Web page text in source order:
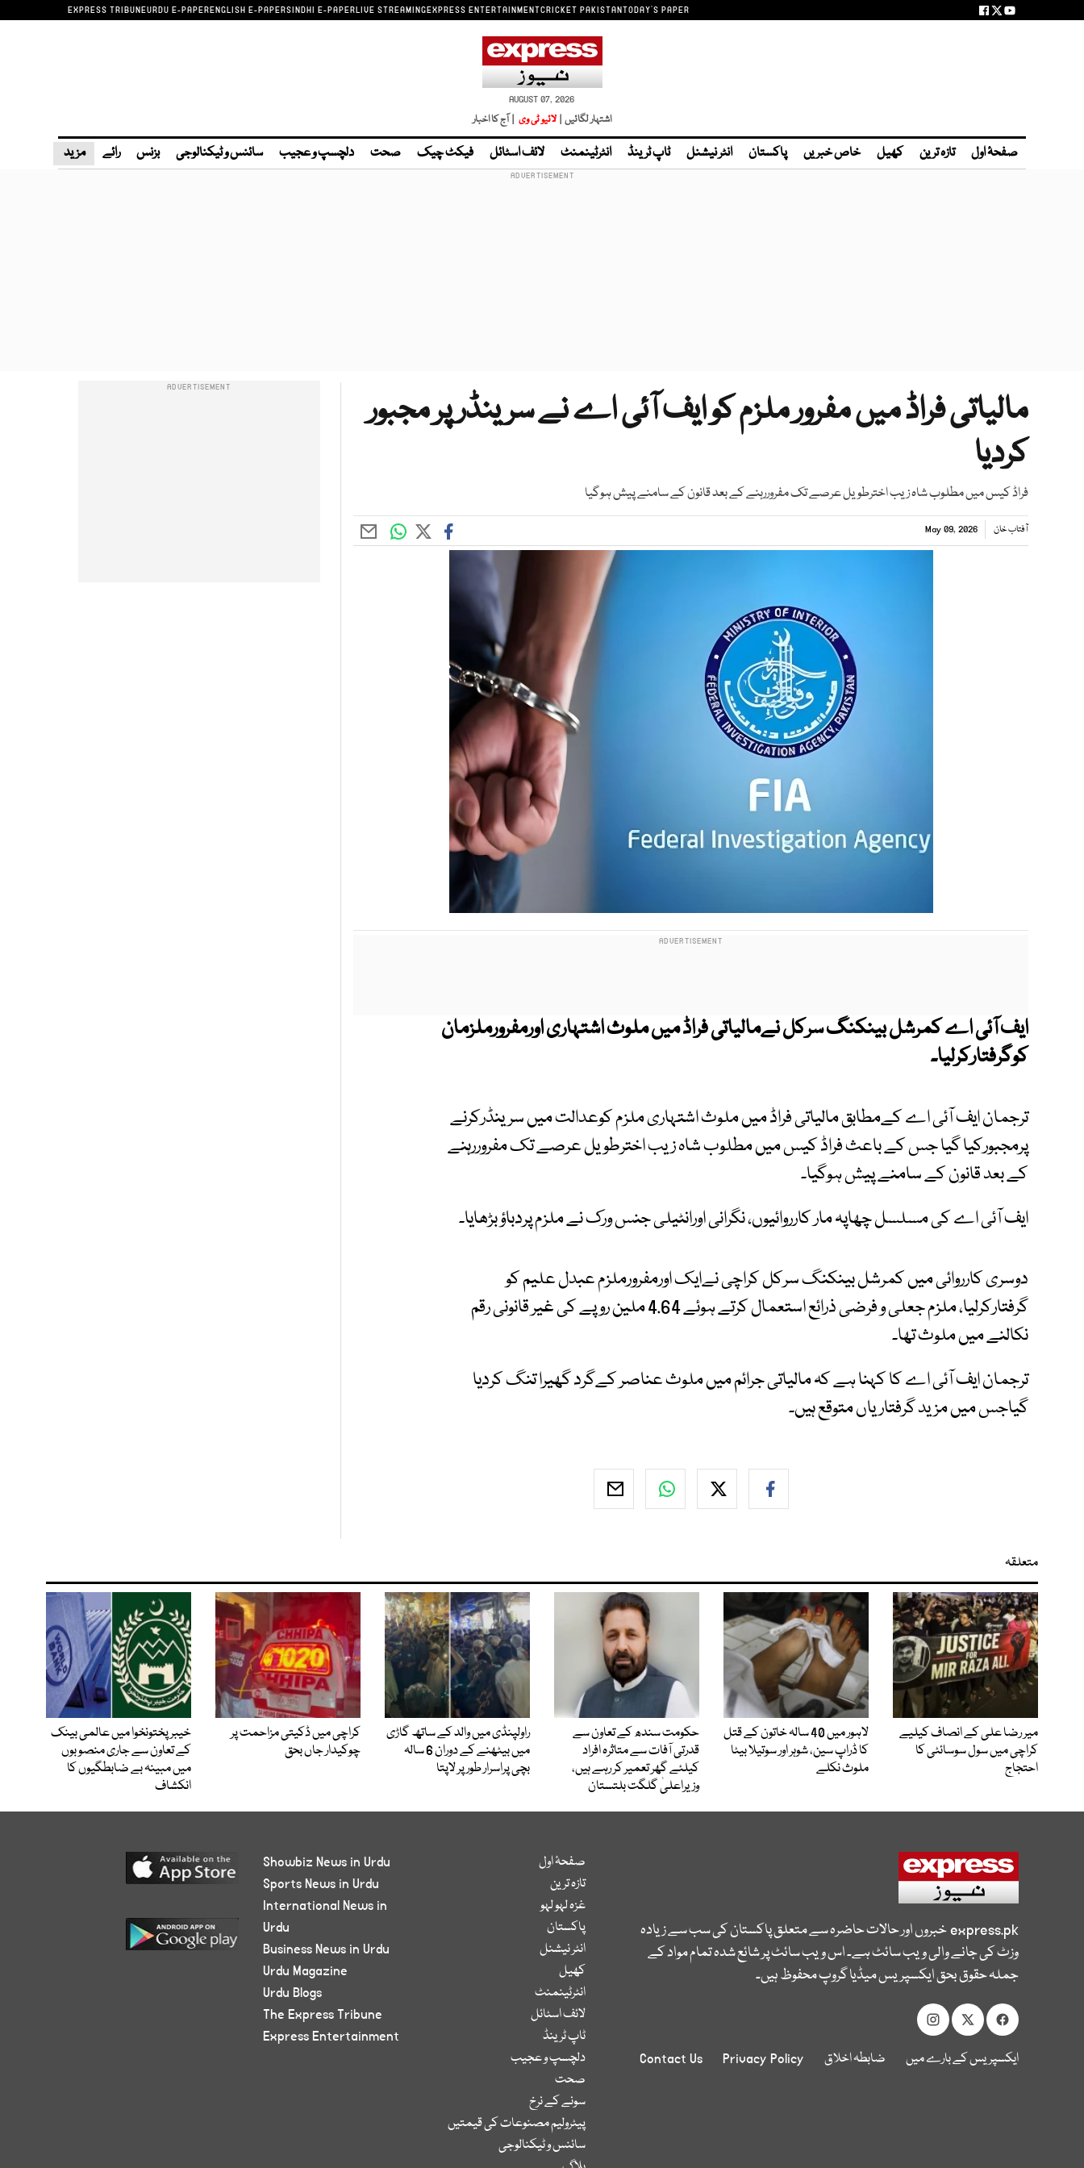
EXPRESS TRIBUNEURDU E-PAPERENGLISH E-PAPERSINDHI E-PAPERLIVE STREAMINGEXPRESS ENTERTAINMENTCRICKET PAKISTANTODAY'S PAPER
AUGUST 07, 2026
اشتہار لگائیں | لائیو ٹی وی | آج کا اخبار
صفحۂ اول تازہ ترین کھیل خاص خبریں پاکستان انٹر نیشنل ٹاپ ٹرینڈ انٹرٹینمنٹ لائف اسٹائل فیکٹ چیک صحت دلچسپ و عجیب سائنس و ٹیکنالوجی بزنس رائے مزید
مالیاتی فراڈ میں مفرور ملزم کو ایف آئی اے نے سرینڈر پر مجبور
کردیا
فراڈ کیس میں مطلوب شاہ زیب اخترطویل عرصے تک مفروررہنے کے بعد قانون کے سامنے پیش ہوگیا
آفتاب خان May 09, 2026
ایف آئی اے کمرشل بینکنگ سرکل نےمالیاتی فراڈ میں ملوث اشتہاری اورمفرورملزمان
کوگرفتارکرلیا۔
ترجمان ایف آئی اے کےمطابق مالیاتی فراڈ میں ملوث اشتہاری ملزم کوعدالت میں سرینڈرکرنے
پرمجبورکیا گیا جس کے باعث فراڈ کیس میں مطلوب شاہ زیب اخترطویل عرصے تک مفروررہنے
کے بعد قانون کے سامنے پیش ہوگیا۔
ایف آئی اے کی مسلسل چھاپہ مار کارروائیوں، نگرانی اورانٹیلی جنس ورک نے ملزم پردباؤ بڑھایا۔
دوسری کارروائی میں کمرشل بینکنگ سرکل کراچی نےایک اورمفرورملزم عبدل علیم کو
گرفتارکرلیا، ملزم جعلی و فرضی ذرائع استعمال کرتے ہوئے 4.64 ملین روپے کی غیر قانونی رقم
نکالنے میں ملوث تھا۔
ترجمان ایف آئی اے کا کہنا ہے کہ مالیاتی جرائم میں ملوث عناصر کےگرد گھیرا تنگ کردیا
گیاجس میں مزید گرفتاریاں متوقع ہیں۔
متعلقہ
میر رضا علی کے انصاف کیلیے
کراچی میں سول سوسائٹی کا
احتجاج
لاہور میں 40 سالہ خاتون کے قتل
کا ڈراپ سین، شوہر اور سوتیلا بیٹا
ملوث نکلے
حکومت سندھ کے تعاون سے
قدرتی آفات سے متاثرہ افراد
کیلئے گھر تعمیر کر رہے ہیں،
وزیراعلیٰ گلگت بلتستان
راولپنڈی میں والد کے ساتھ گاڑی
میں بیٹھنے کے دوران 6 سالہ
بچی پراسرار طور پر لاپتا
کراچی میں ڈکیتی مزاحمت پر
چوکیدار جاں بحق
خیبرپختونخوا میں عالمی بینک
کے تعاون سے جاری منصوبوں
میں مبینہ بے ضابطگیوں کا
انکشاف
express.pkخبروں اور حالات حاضرہ سے متعلق پاکستان کی سب سے زیادہ
وزٹ کی جانے والی ویب سائٹ ہے۔ اس ویب سائٹ پر شائع شدہ تمام مواد کے
جملہ حقوق بحق ایکسپریس میڈیا گروپ محفوظ ہیں۔
ایکسپریس کے بارے میں ضابطہ اخلاق Privacy Policy
Contact Us
صفحۂ اول
تازہ ترین
غزہ لہو لہو
پاکستان
انٹر نیشنل
کھیل
انٹرٹینمنٹ
لائف اسٹائل
ٹاپ ٹرینڈ
دلچسپ و عجیب
صحت
سونے کے نرخ
پیٹرولیم مصنوعات کی قیمتیں
سائنس و ٹیکنالوجی
Showbiz News in Urdu
Sports News in Urdu
International News in
Urdu
Business News in Urdu
Urdu Magazine
Urdu Blogs
The Express Tribune
Express Entertainment